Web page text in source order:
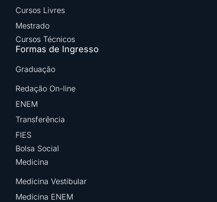
Cursos Livres
Mestrado
Cursos Técnicos
Formas de Ingresso
Graduação
Redação On-line
ENEM
Transferência
FIES
Bolsa Social
Medicina
Medicina Vestibular
Medicina ENEM